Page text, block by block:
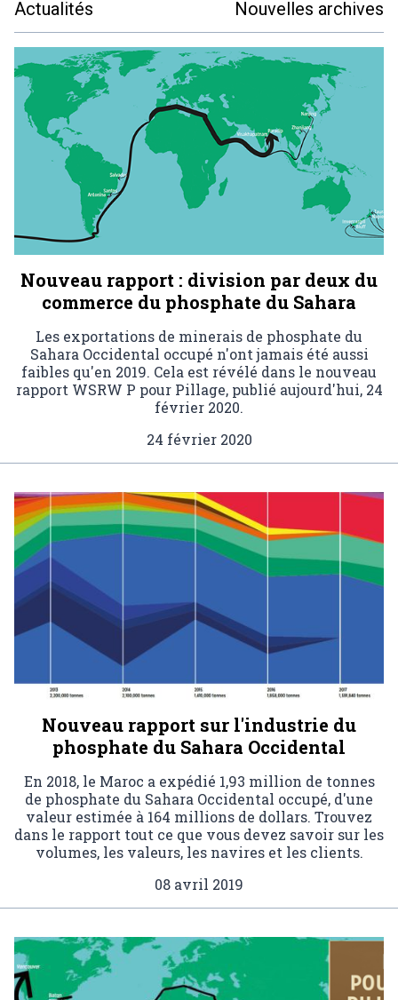
Actualités Nouvelles archives
Nouveau rapport : division par deux du
commerce du phosphate du Sahara
Les exportations de minerais de phosphate du
Sahara Occidental occupé n'ont jamais été aussi
faibles qu'en 2019. Cela est révélé dans le nouveau
rapport WSRW P pour Pillage, publié aujourd'hui, 24
février 2020.
24 février 2020
Nouveau rapport sur l'industrie du
phosphate du Sahara Occidental
En 2018, le Maroc a expédié 1,93 million de tonnes
de phosphate du Sahara Occidental occupé, d'une
valeur estimée à 164 millions de dollars. Trouvez
dans le rapport tout ce que vous devez savoir sur les
volumes, les valeurs, les navires et les clients.
08 avril 2019